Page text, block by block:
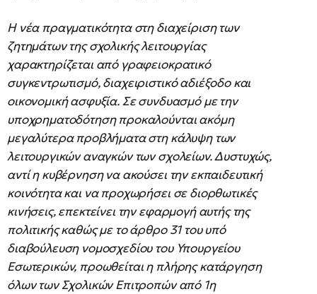
Η νέα πραγματικότητα στη διαχείριση των
ζητημάτων της σχολικής λειτουργίας
χαρακτηρίζεται από γραφειοκρατικό
συγκεντρωτισμό, διαχειριστικό αδιέξοδο και
οικονομική ασφυξία. Σε συνδυασμό με την
υποχρηματοδότηση προκαλούνται ακόμη
μεγαλύτερα προβλήματα στη κάλυψη των
λειτουργικών αναγκών των σχολείων. Δυστυχώς,
αντί η κυβέρνηση να ακούσει την εκπαιδευτική
κοινότητα και να προχωρήσει σε διορθωτικές
κινήσεις, επεκτείνει την εφαρμογή αυτής της
πολιτικής καθώς με το άρθρο 31 του υπό
διαβούλευση νομοσχεδίου του Υπουργείου
Εσωτερικών, προωθείται η πλήρης κατάργηση
όλων των Σχολικών Επιτροπών από 1η